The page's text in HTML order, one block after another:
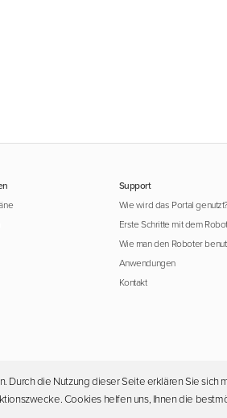
Support
Wie wird das Portal genutzt?
Erste Schritte mit dem
Wie man den Roboter
Anwendungen
Kontakt
© 2026 Photon. Alle Rechte vorbehalten.
Durch die Nutzung dieser Seite erklären Sie sich
Cookies helfen uns, Ihnen die